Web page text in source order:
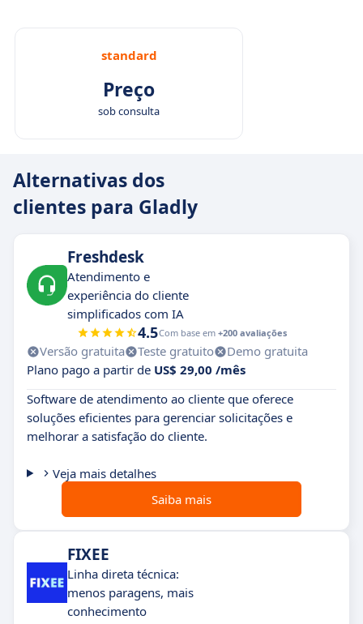
standard
Preço
sob consulta
Alternativas dos
clientes para Gladly
Freshdesk
Atendimento e
experiência do cliente
simplificados com IA
4.5Com base em +200 avaliações
Versão gratuita Teste gratuito
Demo gratuita
Plano pago a partir de US$ 29,00 /mês
Software de atendimento ao cliente que oferece
soluções eficientes para gerenciar solicitações e
melhorar a satisfação do cliente.
Veja mais detalhes
Saiba mais
FIXEE
Linha direta técnica:
menos paragens, mais
conhecimento